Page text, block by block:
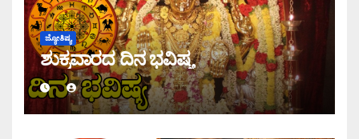
ಜ್ಯೋತಿಷ್ಯ
ಶುಕ್ರವಾರದ ದಿನ ಭವಿಷ್ಯ